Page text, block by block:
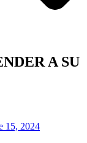
A SU
15, 2024